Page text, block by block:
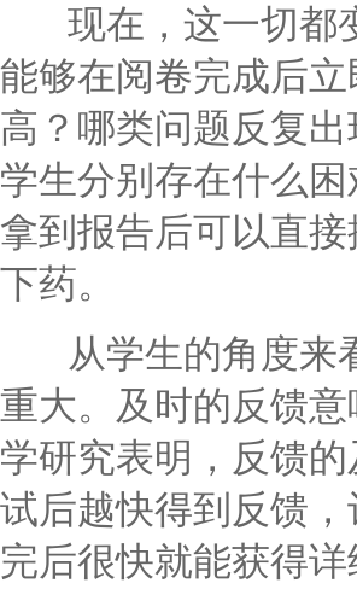
现在，这一切都
能够在阅卷完成后
高？哪类问题反复
学生分别存在什么
拿到报告后可以直
下药。
从学生的角度来
重大。及时的反馈
学研究表明，反馈
试后越快得到反馈
完后很快就能获得